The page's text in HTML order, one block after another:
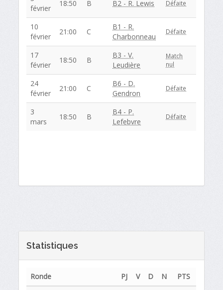
février
18:50 B B2 - R. Lewis Défaite
10
février
21:00 C
B1 - R.
Charbonneau
Défaite
17
février
18:50 B
B3 - V.
Leudière
Match
nul
24
février
21:00 C
B6 - D.
Gendron
Défaite
3
mars
18:50 B
B4 - P.
Lefebvre
Défaite
Statistiques
Ronde PJ V D N
PTS